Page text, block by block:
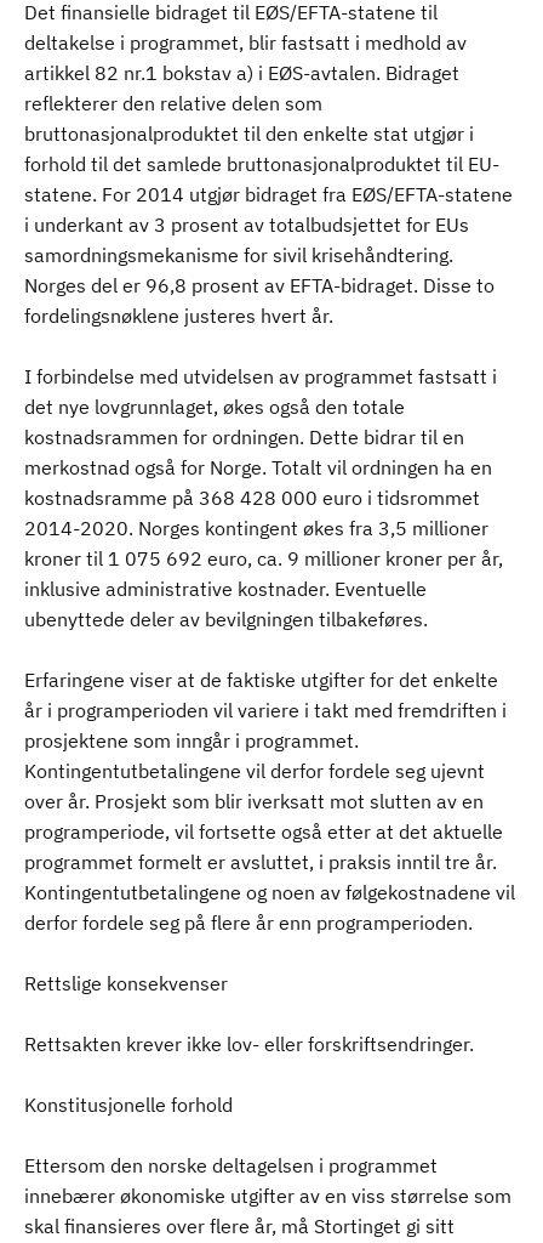
Det finansielle bidraget til EØS/EFTA-statene til
deltakelse i programmet, blir fastsatt i medhold av
artikkel 82 nr.1 bokstav a) i EØS-avtalen. Bidraget
reflekterer den relative delen som
bruttonasjonalproduktet til den enkelte stat utgjør i
forhold til det samlede bruttonasjonalproduktet til EU-
statene. For 2014 utgjør bidraget fra EØS/EFTA-statene
i underkant av 3 prosent av totalbudsjettet for EUs
samordningsmekanisme for sivil krisehåndtering.
Norges del er 96,8 prosent av EFTA-bidraget. Disse to
fordelingsnøklene justeres hvert år.
I forbindelse med utvidelsen av programmet fastsatt i
det nye lovgrunnlaget, økes også den totale
kostnadsrammen for ordningen. Dette bidrar til en
merkostnad også for Norge. Totalt vil ordningen ha en
kostnadsramme på 368 428 000 euro i tidsrommet
2014-2020. Norges kontingent økes fra 3,5 millioner
kroner til 1 075 692 euro, ca. 9 millioner kroner per år,
inklusive administrative kostnader. Eventuelle
ubenyttede deler av bevilgningen tilbakeføres.
Erfaringene viser at de faktiske utgifter for det enkelte
år i programperioden vil variere i takt med fremdriften i
prosjektene som inngår i programmet.
Kontingentutbetalingene vil derfor fordele seg ujevnt
over år. Prosjekt som blir iverksatt mot slutten av en
programperiode, vil fortsette også etter at det aktuelle
programmet formelt er avsluttet, i praksis inntil tre år.
Kontingentutbetalingene og noen av følgekostnadene vil
derfor fordele seg på flere år enn programperioden.
Rettslige konsekvenser
Rettsakten krever ikke lov- eller forskriftsendringer.
Konstitusjonelle forhold
Ettersom den norske deltagelsen i programmet
innebærer økonomiske utgifter av en viss størrelse som
skal finansieres over flere år, må Stortinget gi sitt